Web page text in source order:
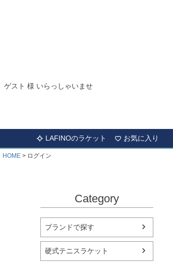
ゲスト 様 いらっしゃいませ
LAFINOのラケット お気に入り
HOME ログイン
Category
ブランドで探す
硬式テニスラケット